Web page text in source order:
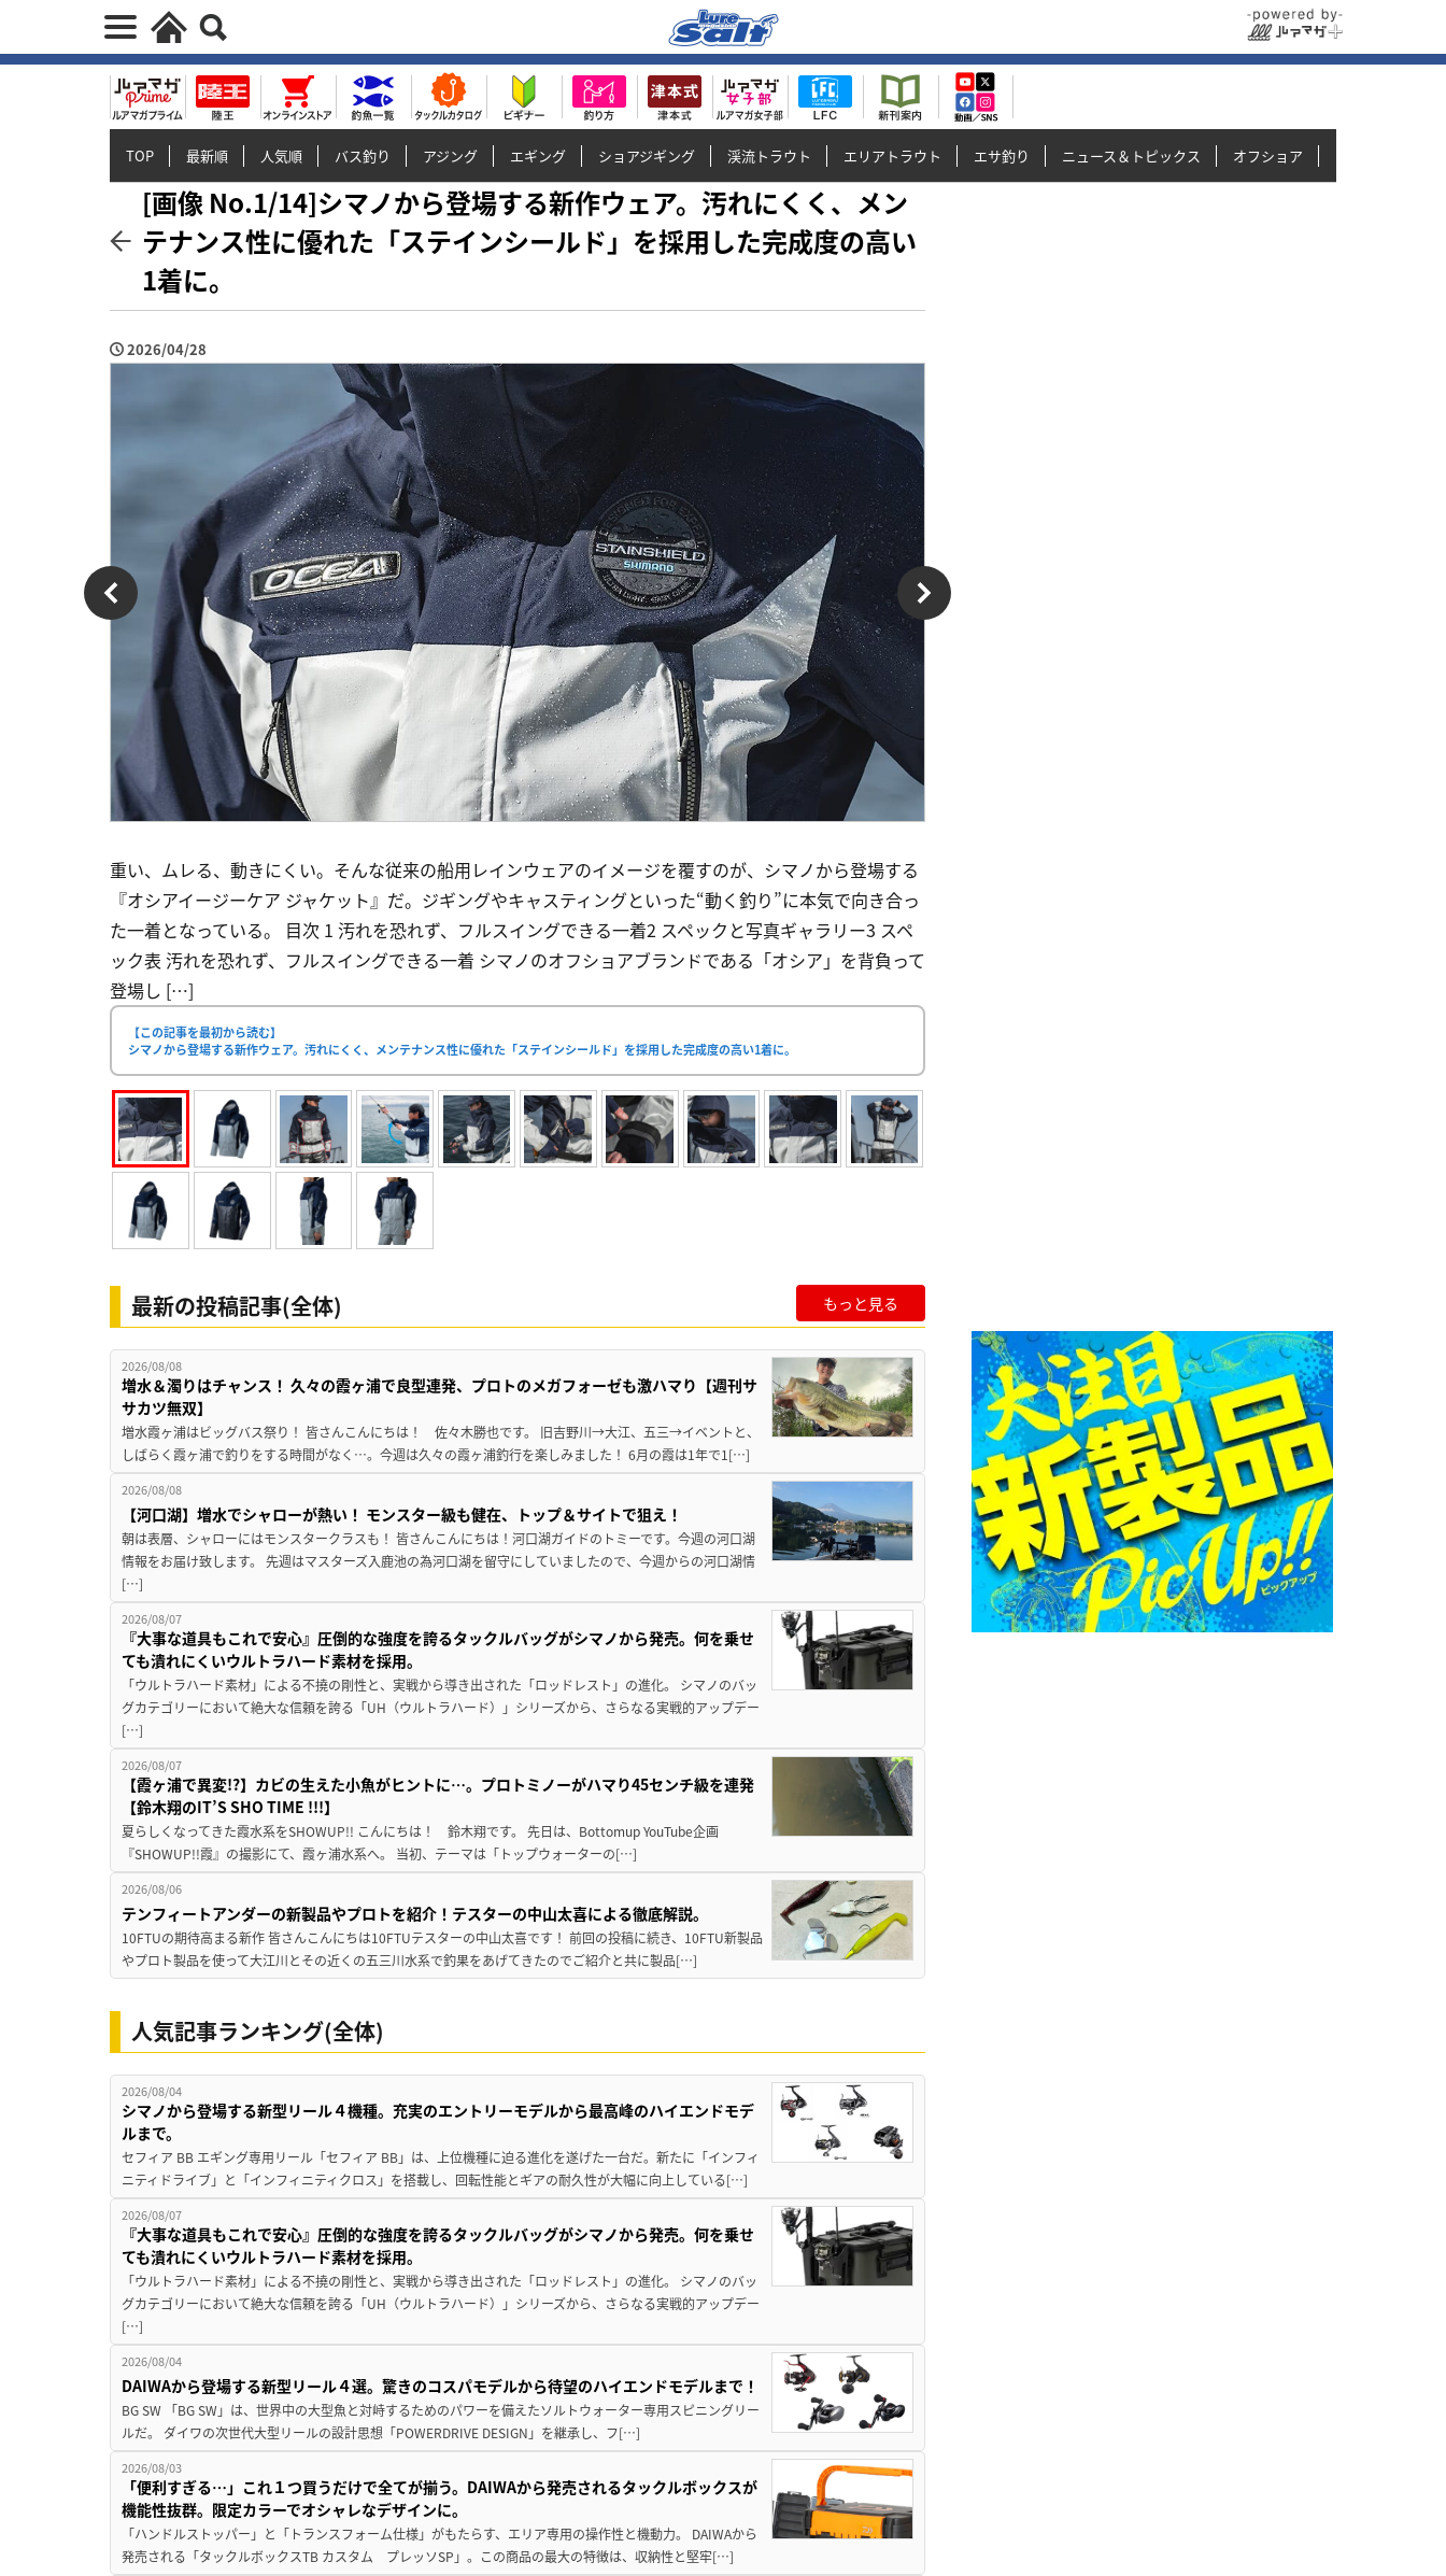
TOP 最新順 人気順 バス釣り アジング エギング ショアジギング 渓流トラウト エリアトラウト エサ釣り ニュース＆トピックス オフショア
[画像 No.1/14]シマノから登場する新作ウェア。汚れにくく、メン
テナンス性に優れた「ステインシールド」を採用した完成度の高い
1着に。
2026/04/28
重い、ムレる、動きにくい。そんな従来の船用レインウェアのイメージを覆すのが、シマノから登場する
『オシアイージーケア ジャケット』だ。ジギングやキャスティングといった“動く釣り”に本気で向き合っ
た一着となっている。 目次 1 汚れを恐れず、フルスイングできる一着2 スペックと写真ギャラリー3 スペ
ック表 汚れを恐れず、フルスイングできる一着 シマノのオフショアブランドである「オシア」を背負って
登場し […]
【この記事を最初から読む】
シマノから登場する新作ウェア。汚れにくく、メンテナンス性に優れた「ステインシールド」を採用した完成度の高い1着に。
最新の投稿記事(全体) もっと見る
2026/08/08
増水＆濁りはチャンス！ 久々の霞ヶ浦で良型連発、プロトのメガフォーゼも激ハマり【週刊サ
サカツ無双】
増水霞ヶ浦はビッグバス祭り！ 皆さんこんにちは！ 佐々木勝也です。 旧吉野川→大江、五三→イベントと、
しばらく霞ヶ浦で釣りをする時間がなく…。今週は久々の霞ヶ浦釣行を楽しみました！ 6月の霞は1年で1[…]
2026/08/08
【河口湖】増水でシャローが熱い！ モンスター級も健在、トップ＆サイトで狙え！
朝は表層、シャローにはモンスタークラスも！ 皆さんこんにちは！河口湖ガイドのトミーです。今週の河口湖
情報をお届け致します。 先週はマスターズ入鹿池の為河口湖を留守にしていましたので、今週からの河口湖情
[…]
2026/08/07
『大事な道具もこれで安心』圧倒的な強度を誇るタックルバッグがシマノから発売。何を乗せ
ても潰れにくいウルトラハード素材を採用。
「ウルトラハード素材」による不撓の剛性と、実戦から導き出された「ロッドレスト」の進化。 シマノのバッ
グカテゴリーにおいて絶大な信頼を誇る「UH（ウルトラハード）」シリーズから、さらなる実戦的アップデー
[…]
2026/08/07
【霞ヶ浦で異変!?】カビの生えた小魚がヒントに…。プロトミノーがハマり45センチ級を連発
【鈴木翔のIT’S SHO TIME !!!】
夏らしくなってきた霞水系をSHOWUP!! こんにちは！ 鈴木翔です。 先日は、Bottomup YouTube企画
『SHOWUP!!霞』の撮影にて、霞ヶ浦水系へ。 当初、テーマは「トップウォーターの[…]
2026/08/06
テンフィートアンダーの新製品やプロトを紹介！テスターの中山太喜による徹底解説。
10FTUの期待高まる新作 皆さんこんにちは10FTUテスターの中山太喜です！ 前回の投稿に続き、10FTU新製品
やプロト製品を使って大江川とその近くの五三川水系で釣果をあげてきたのでご紹介と共に製品[…]
人気記事ランキング(全体)
2026/08/04
シマノから登場する新型リール４機種。充実のエントリーモデルから最高峰のハイエンドモデ
ルまで。
セフィア BB エギング専用リール「セフィア BB」は、上位機種に迫る進化を遂げた一台だ。新たに「インフィ
ニティドライブ」と「インフィニティクロス」を搭載し、回転性能とギアの耐久性が大幅に向上している[…]
2026/08/07
『大事な道具もこれで安心』圧倒的な強度を誇るタックルバッグがシマノから発売。何を乗せ
ても潰れにくいウルトラハード素材を採用。
「ウルトラハード素材」による不撓の剛性と、実戦から導き出された「ロッドレスト」の進化。 シマノのバッ
グカテゴリーにおいて絶大な信頼を誇る「UH（ウルトラハード）」シリーズから、さらなる実戦的アップデー
[…]
2026/08/04
DAIWAから登場する新型リール４選。驚きのコスパモデルから待望のハイエンドモデルまで！
BG SW 「BG SW」は、世界中の大型魚と対峙するためのパワーを備えたソルトウォーター専用スピニングリー
ルだ。 ダイワの次世代大型リールの設計思想「POWERDRIVE DESIGN」を継承し、フ[…]
2026/08/03
「便利すぎる…」これ１つ買うだけで全てが揃う。DAIWAから発売されるタックルボックスが
機能性抜群。限定カラーでオシャレなデザインに。
「ハンドルストッパー」と「トランスフォーム仕様」がもたらす、エリア専用の操作性と機動力。 DAIWAから
発売される「タックルボックスTB カスタム プレッソSP」。この商品の最大の特徴は、収納性と堅牢[…]